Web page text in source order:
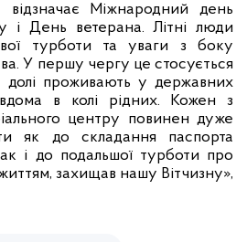
відзначає Міжнародний день
і День ветерана. Літні люди
турботи та уваги з боку
У першу чергу це стосується
долі проживають у державних
в колі рідних. Кожен з
центру повинен дуже
як до складання паспорта
і до подальшої турботи про
захищав нашу Вітчизну»,